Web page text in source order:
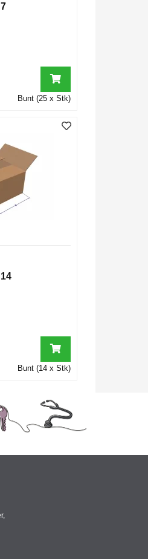
Bunt (25 x Stk)
Bunt (14 x Stk)